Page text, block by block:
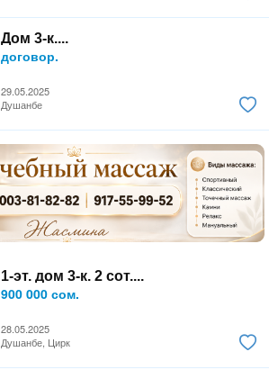
Дом 3-к....
договор.
29.05.2025
Душанбе
1-эт. дом 3-к. 2 сот....
900 000 сом.
28.05.2025
Душанбе, Цирк